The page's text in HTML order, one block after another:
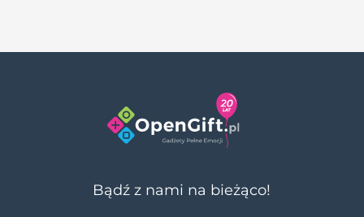
Bądź z nami na bieżąco!